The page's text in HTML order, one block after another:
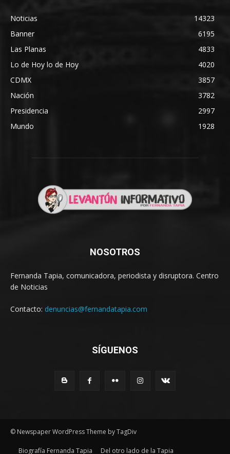
Noticias
14323
Banner
6195
Las Planas
4833
Lo de Hoy lo de Hoy
4020
CDMX
3857
Nación
3782
Presidencia
2997
Mundo
1928
NOSOTROS
Fernanda Tapia, comunicadora, periodista y disruptora. Centro
de Noticias
Contacto: denuncias@fernandatapia.com
SÍGUENOS
© Newspaper WordPress Theme by TagDiv
Biografía Fernanda Tapia Del otro lado de la Tapia